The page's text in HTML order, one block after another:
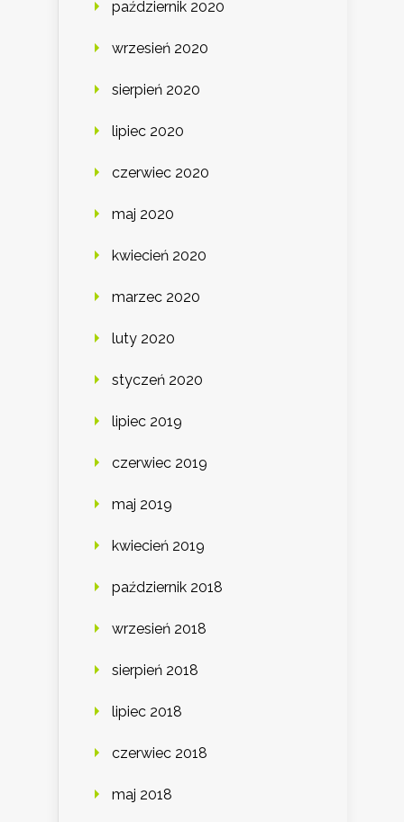
październik 2020
wrzesień 2020
sierpień 2020
lipiec 2020
czerwiec 2020
maj 2020
kwiecień 2020
marzec 2020
luty 2020
styczeń 2020
lipiec 2019
czerwiec 2019
maj 2019
kwiecień 2019
październik 2018
wrzesień 2018
sierpień 2018
lipiec 2018
czerwiec 2018
maj 2018